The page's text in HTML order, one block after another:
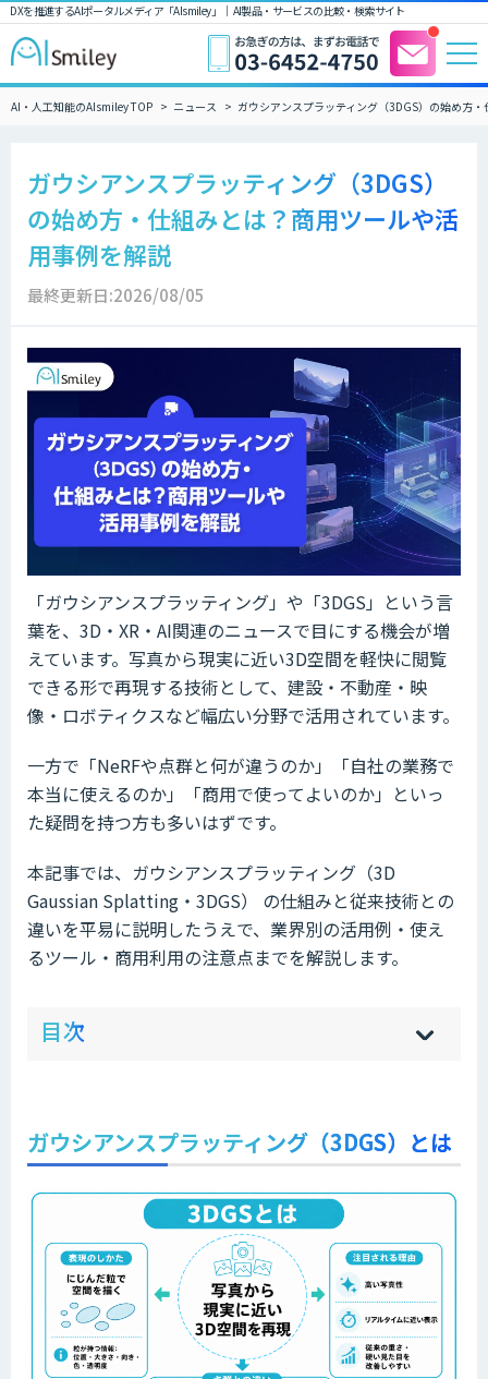
DXを推進するAIポータルメディア「AIsmiley」｜ AI製品・サービスの比較・検索サイト
AI・人工知能のAIsmiley TOP ニュース ガウシアンスプラッティング（3DGS）の始め方
ガウシアンスプラッティング（3DGS）
の始め方・仕組みとは？商用ツールや活
用事例を解説
最終更新日:2026/08/05
「ガウシアンスプラッティング」や「3DGS」という言
葉を、3D・XR・AI関連のニュースで目にする機会が増
えています。写真から現実に近い3D空間を軽快に閲覧
できる形で再現する技術として、建設・不動産・映
像・ロボティクスなど幅広い分野で活用されています。
一方で「NeRFや点群と何が違うのか」「自社の業務で
本当に使えるのか」「商用で使ってよいのか」といっ
た疑問を持つ方も多いはずです。
本記事では、ガウシアンスプラッティング（3D
Gaussian Splatting・3DGS） の仕組みと従来技術との
違いを平易に説明したうえで、業界別の活用例・使え
るツール・商用利用の注意点までを解説します。
目次 hi
]
sh
]
ガウシアンスプラッティング（3DGS）とは